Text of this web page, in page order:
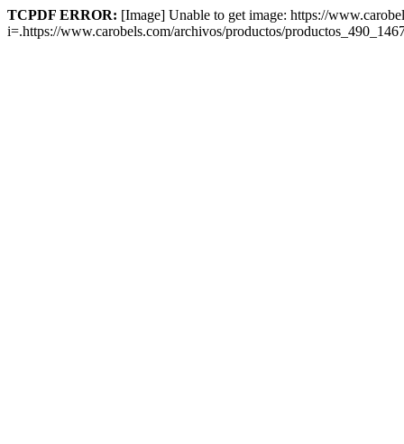
TCPDF ERROR: [Image] Unable to get image: https://
i=.https://www.carobels.com/archivos/productos/